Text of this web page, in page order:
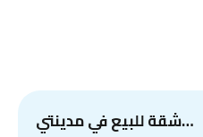
شقة للبيع في مدينتي…